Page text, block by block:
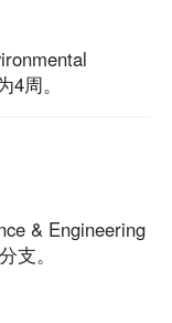
周。
& Engineering
支。